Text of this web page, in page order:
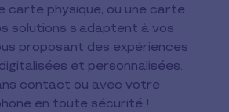
carte physique, ou une carte
solutions s’adaptent à vos
proposant des expériences
et personnalisées.
contact ou avec votre
en toute sécurité !​